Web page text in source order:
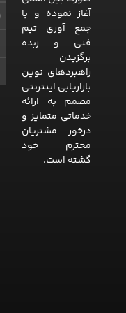
آغاز نموده و با
جمع آوری تیم
فنی و زبده
برگزیدن
راهبردهای نوین
بازاریابی اینترنتی
مصمم به ارائه
خدماتی متمایز و
درخور مشتریان
محترم خود
گشته است.